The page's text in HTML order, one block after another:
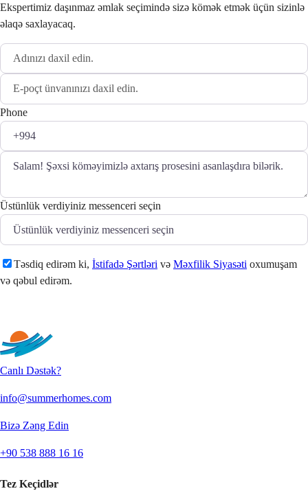
Ekspertimiz daşınmaz əmlak seçimində sizə kömək etmək üçün sizinlə
əlaqə saxlayacaq.
Phone
Üstünlük verdiyiniz messenceri seçin
Təsdiq edirəm ki, İstifadə Şərtləri və Məxfilik Siyasəti oxumuşam
və qəbul edirəm.
Canlı Dəstək?
info@summerhomes.com
Bizə Zəng Edin
+90 538 888 16 16
Tez Keçidlər